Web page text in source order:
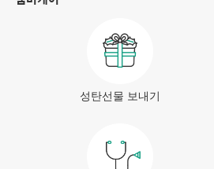
성탄선물 보내기